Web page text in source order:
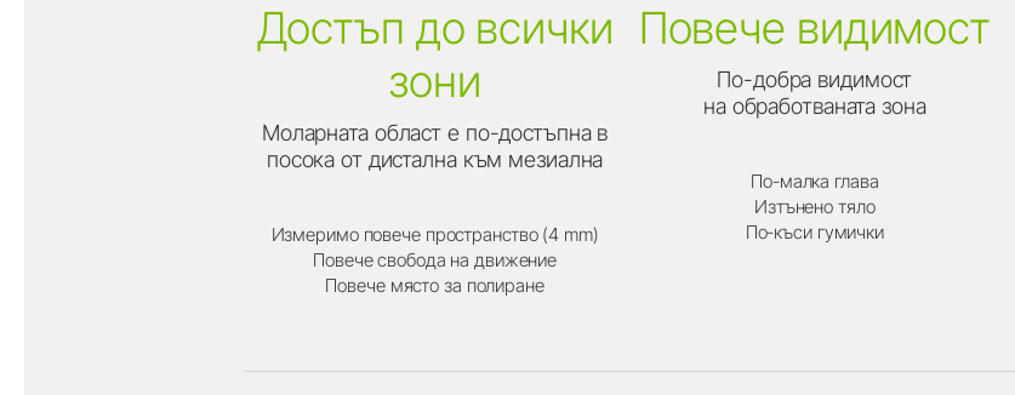
Достъп до всички
зони
Моларната област е по-достъпна в
посока от дистална към мезиална
Измеримо повече пространство (4 mm)
Повече свобода на движение
Повече място за полиране
Повече видимост
По-добра видимост
на обработваната зона
По-малка глава
Изтънено тяло
По-къси гумички